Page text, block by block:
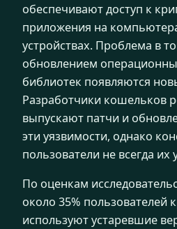
обеспечивают доступ к
приложения на
устройствах. Проблема в
обновлением
библиотек появляются
Разработчики кошельков
выпускают патчи и
эти уязвимости, однако
пользователи не всегда их
По оценкам
около 35% пользователей
используют устаревшие